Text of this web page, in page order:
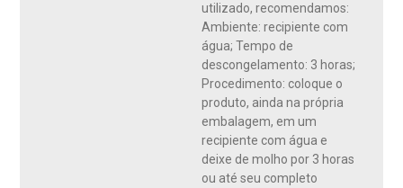
utilizado, recomendamos:
Ambiente: recipiente com
água; Tempo de
descongelamento: 3 horas;
Procedimento: coloque o
produto, ainda na própria
embalagem, em um
recipiente com água e
deixe de molho por 3 horas
ou até seu completo